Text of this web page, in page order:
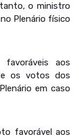
o ministro
Plenário físico
aos
os votos dos
em caso
favorável aos